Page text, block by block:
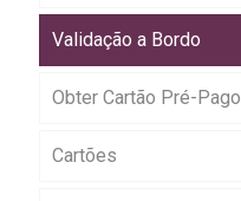
Validação a Bordo
Obter Cartão Pré-Pago
Cartões